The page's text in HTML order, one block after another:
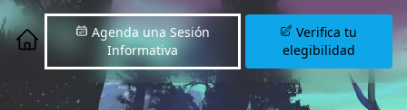
Agenda una Sesión
Informativa
Verifica tu
elegibilidad